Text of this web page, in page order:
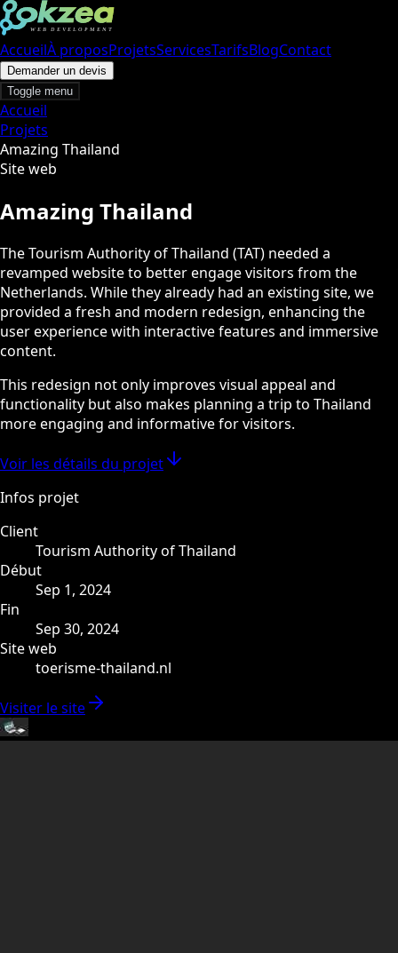
AccueilÀ proposProjetsServicesTarifsBlogContact
Demander un devis
Toggle menu
Accueil
Projets
Amazing Thailand
Site web
Amazing Thailand
The Tourism Authority of Thailand (TAT) needed a
revamped website to better engage visitors from the
Netherlands. While they already had an existing site, we
provided a fresh and modern redesign, enhancing the
user experience with interactive features and immersive
content.
This redesign not only improves visual appeal and
functionality but also makes planning a trip to Thailand
more engaging and informative for visitors.
Voir les détails du projet
Infos projet
Client
Tourism Authority of Thailand
Début
Sep 1, 2024
Fin
Sep 30, 2024
Site web
toerisme-thailand.nl
Visiter le site